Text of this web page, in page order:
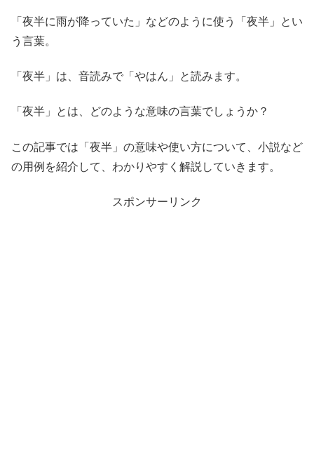
「夜半に雨が降っていた」などのように使う「夜半」とい
う言葉。
「夜半」は、音読みで「やはん」と読みます。
「夜半」とは、どのような意味の言葉でしょうか？
この記事では「夜半」の意味や使い方について、小説など
の用例を紹介して、わかりやすく解説していきます。
スポンサーリンク